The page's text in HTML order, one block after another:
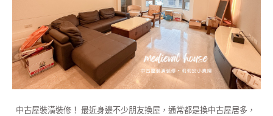
中古屋裝潢裝修！ 最近身邊不少朋友換屋，通常都是換中古屋居多，